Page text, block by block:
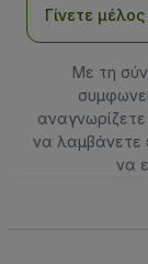
Γίνετε
Με τη
αναγνωρίζετε
να λαμβάνετε
να